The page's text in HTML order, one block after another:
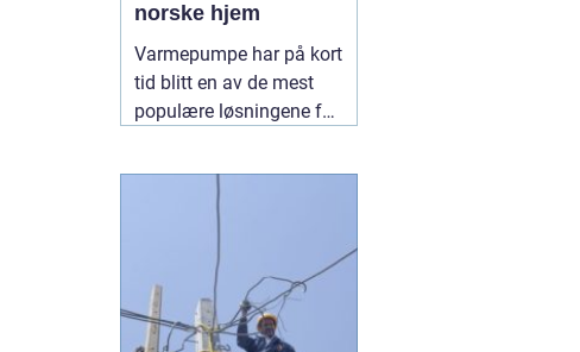
norske hjem
Varmepumpe har på kort
tid blitt en av de mest
populære løsningene for
Mange velger nå bort ren
lavere strømregning og
jevnere inneklima. En
august 2026